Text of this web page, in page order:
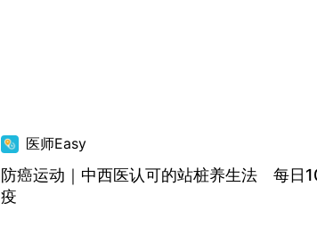
医师Easy
防癌运动｜中西医认可的站桩养生法 每日
疫